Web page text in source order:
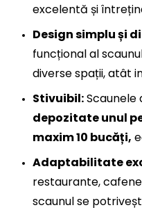
excelentă și
Design simplu și
funcțional al
diverse spații, atât
Stivuibil:Scaunele
depozitate unul
maxim 10 bucăți,
Adaptabilitate
restaurante,
scaunul se